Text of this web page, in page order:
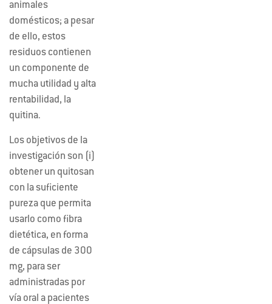
animales
domésticos; a pesar
de ello, estos
residuos contienen
un componente de
mucha utilidad y alta
rentabilidad, la
quitina.
Los objetivos de la
investigación son (i)
obtener un quitosan
con la suficiente
pureza que permita
usarlo como fibra
dietética, en forma
de cápsulas de 300
mg, para ser
administradas por
vía oral a pacientes